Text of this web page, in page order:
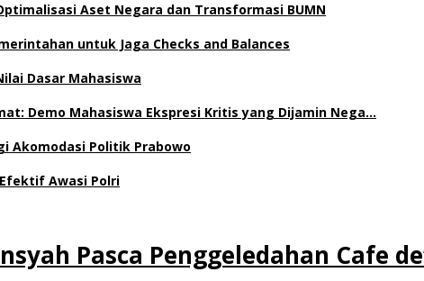
Aset Negara dan Transformasi BUMN
untuk Jaga Checks and Balances
Dasar Mahasiswa
Demo Mahasiswa Ekspresi Kritis yang Dijamin Nega…
Akomodasi Politik Prabowo
Awasi Polri
Pasca Penggeledahan Cafe